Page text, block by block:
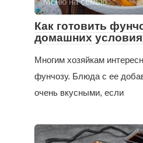
Как готовить
домашних
Многим хозяйкам
фунчозу. Блюда с ее
очень вкусными, если